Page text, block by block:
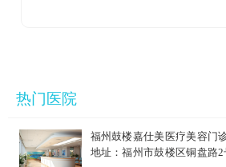
热门医院
福州鼓楼嘉仕美医疗美容门
地址：福州市鼓楼区铜盘路